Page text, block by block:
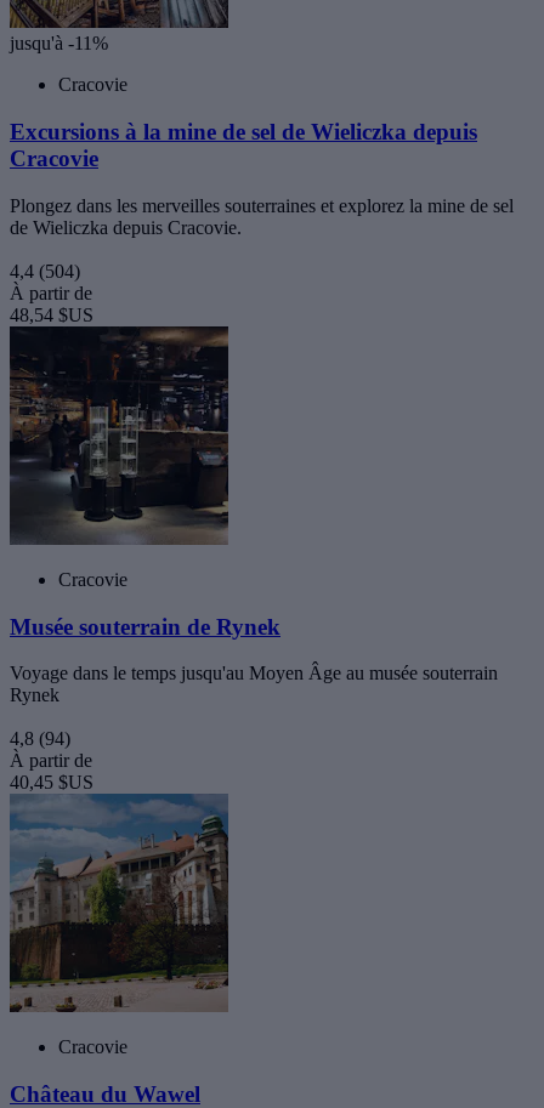
jusqu'à -11%
Cracovie
Excursions à la mine de sel de Wieliczka depuis
Cracovie
Plongez dans les merveilles souterraines et explorez la mine de sel
de Wieliczka depuis Cracovie.
4,4 (504)
À partir de
48,54 $US
Cracovie
Musée souterrain de Rynek
Voyage dans le temps jusqu'au Moyen Âge au musée souterrain
Rynek
4,8 (94)
À partir de
40,45 $US
Cracovie
Château du Wawel